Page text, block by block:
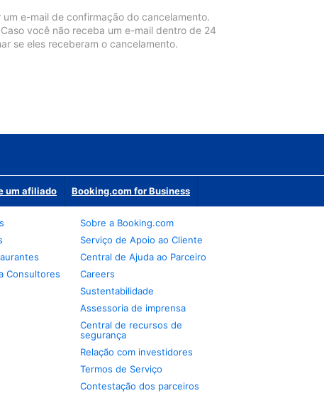
e-mail de confirmação do cancelamento.
você não receba um e-mail dentro de 24
se eles receberam o cancelamento.
um afiliado Booking.com for Business
Consultores
Sobre a Booking.com
Serviço de Apoio ao Cliente
Central de Ajuda ao Parceiro
Careers
Sustentabilidade
Assessoria de imprensa
Central de recursos de
segurança
Relação com investidores
Termos de Serviço
Contestação dos parceiros